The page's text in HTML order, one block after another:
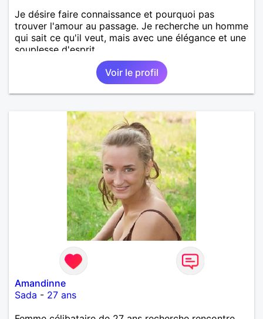
Je désire faire connaissance et pourquoi pas
trouver l'amour au passage. Je recherche un homme
qui sait ce qu'il veut, mais avec une élégance et une
souplesse d'esprit.
Voir le profil
Amandinne
Sada - 27 ans